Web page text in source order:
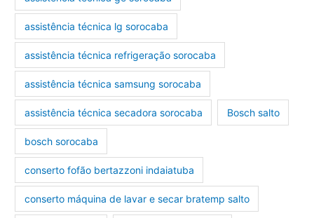
assistência técnica lg sorocaba
assistência técnica refrigeração sorocaba
assistência técnica samsung sorocaba
assistência técnica secadora sorocaba Bosch salto
bosch sorocaba
conserto fofão bertazzoni indaiatuba
conserto máquina de lavar e secar bratemp salto